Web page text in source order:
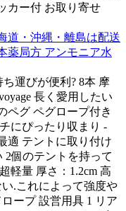
カー付 お取り寄せ
道・沖縄・離島は配送
薬局方 アンモニア水
運びが便利? 8本 摩
長く愛用したい
ペグ ペグロープ付き
にぴったり収まり -
適 テントに取り付け
2個のテントを持って
軽量 厚さ：1.2cm 高
.これによって強度や
ープ 設営用具 1 リア